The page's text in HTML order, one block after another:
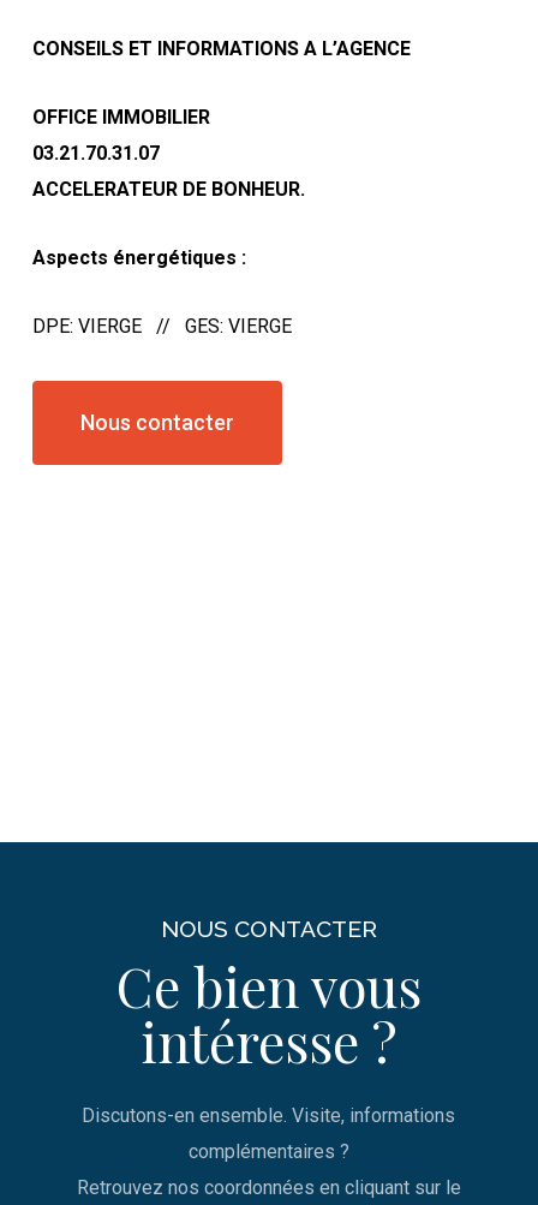
CONSEILS ET INFORMATIONS A L’AGENCE
OFFICE IMMOBILIER
03.21.70.31.07
ACCELERATEUR DE BONHEUR.
Aspects énergétiques :
DPE: VIERGE // GES: VIERGE
Nous contacter
NOUS CONTACTER
Ce bien vous
intéresse ?
Discutons-en ensemble. Visite, informations
complémentaires ?
Retrouvez nos coordonnées en cliquant sur le